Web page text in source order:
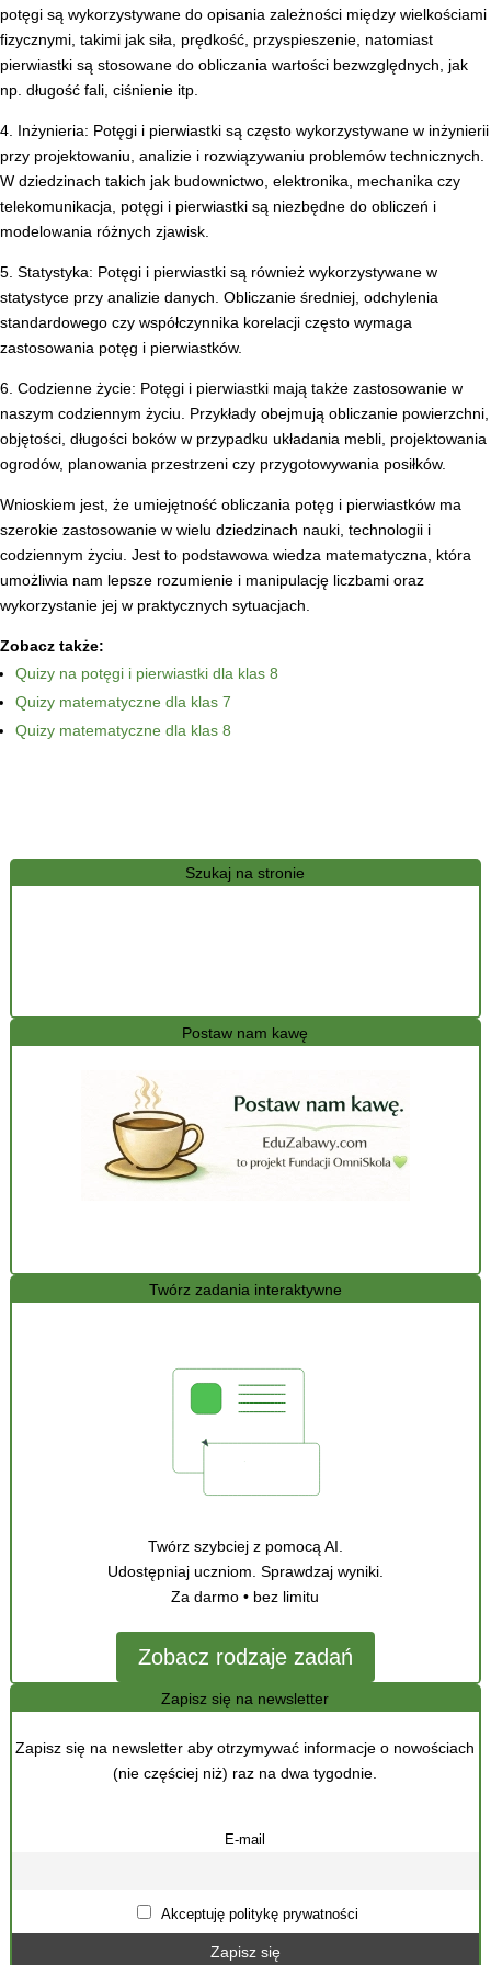
Szukaj na stronie
Postaw nam kawę
Twórz zadania interaktywne
Twórz szybciej z pomocą AI.
Udostępniaj uczniom. Sprawdzaj wyniki.
Za darmo • bez limitu
Zobacz rodzaje zadań
Zapisz się na newsletter
Zapisz się na newsletter aby otrzymywać informacje o nowościach
(nie częściej niż) raz na dwa tygodnie.
E-mail
Akceptuję politykę prywatności
potęgi są wykorzystywane do opisania zależności między wielkościami
fizycznymi, takimi jak siła, prędkość, przyspieszenie, natomiast
pierwiastki są stosowane do obliczania wartości bezwzględnych, jak
np. długość fali, ciśnienie itp.
4. Inżynieria: Potęgi i pierwiastki są często wykorzystywane w inżynierii
przy projektowaniu, analizie i rozwiązywaniu problemów technicznych.
W dziedzinach takich jak budownictwo, elektronika, mechanika czy
telekomunikacja, potęgi i pierwiastki są niezbędne do obliczeń i
modelowania różnych zjawisk.
5. Statystyka: Potęgi i pierwiastki są również wykorzystywane w
statystyce przy analizie danych. Obliczanie średniej, odchylenia
standardowego czy współczynnika korelacji często wymaga
zastosowania potęg i pierwiastków.
6. Codzienne życie: Potęgi i pierwiastki mają także zastosowanie w
naszym codziennym życiu. Przykłady obejmują obliczanie powierzchni,
objętości, długości boków w przypadku układania mebli, projektowania
ogrodów, planowania przestrzeni czy przygotowywania posiłków.
Wnioskiem jest, że umiejętność obliczania potęg i pierwiastków ma
szerokie zastosowanie w wielu dziedzinach nauki, technologii i
codziennym życiu. Jest to podstawowa wiedza matematyczna, która
umożliwia nam lepsze rozumienie i manipulację liczbami oraz
wykorzystanie jej w praktycznych sytuacjach.
Zobacz także:
Quizy na potęgi i pierwiastki dla klas 8
Quizy matematyczne dla klas 7
Quizy matematyczne dla klas 8